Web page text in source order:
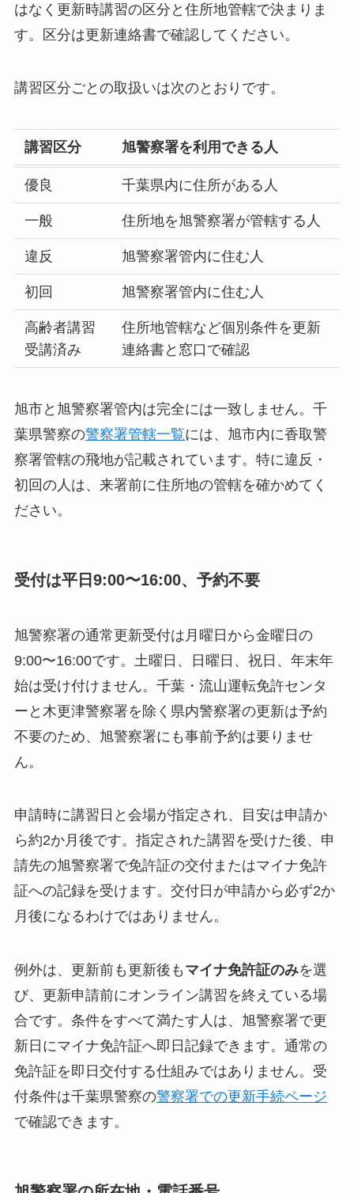
はなく更新時講習の区分と住所地管轄で決まりま
す。区分は更新連絡書で確認してください。
講習区分ごとの取扱いは次のとおりです。
講習区分 旭警察署を利用できる人
優良 千葉県内に住所がある人
一般 住所地を旭警察署が管轄する人
違反 旭警察署管内に住む人
初回 旭警察署管内に住む人
高齢者講習
受講済み
住所地管轄など個別条件を更新
連絡書と窓口で確認
旭市と旭警察署管内は完全には一致しません。千
葉県警察の警察署管轄一覧には、旭市内に香取警
察署管轄の飛地が記載されています。特に違反・
初回の人は、来署前に住所地の管轄を確かめてく
ださい。
受付は平日9:00〜16:00、予約不要
旭警察署の通常更新受付は月曜日から金曜日の
9:00〜16:00です。土曜日、日曜日、祝日、年末年
始は受け付けません。千葉・流山運転免許センタ
ーと木更津警察署を除く県内警察署の更新は予約
不要のため、旭警察署にも事前予約は要りませ
ん。
申請時に講習日と会場が指定され、目安は申請か
ら約2か月後です。指定された講習を受けた後、申
請先の旭警察署で免許証の交付またはマイナ免許
証への記録を受けます。交付日が申請から必ず2か
月後になるわけではありません。
例外は、更新前も更新後も マイナ免許証のみを選
び、更新申請前にオンライン講習を終えている場
合です。条件をすべて満たす人は、旭警察署で更
新日にマイナ免許証へ即日記録できます。通常の
免許証を即日交付する仕組みではありません。受
付条件は千葉県警察の警察署での更新手続ページ
で確認できます。